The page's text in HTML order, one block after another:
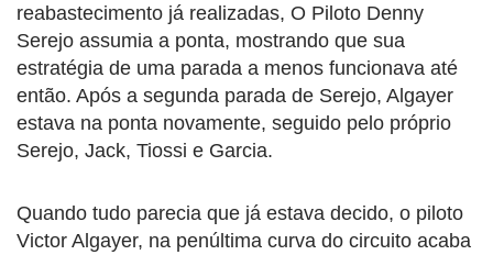
reabastecimento já realizadas, O Piloto Denny
Serejo assumia a ponta, mostrando que sua
estratégia de uma parada a menos funcionava até
então. Após a segunda parada de Serejo, Algayer
estava na ponta novamente, seguido pelo próprio
Serejo, Jack, Tiossi e Garcia.
Quando tudo parecia que já estava decido, o piloto
Victor Algayer, na penúltima curva do circuito acaba